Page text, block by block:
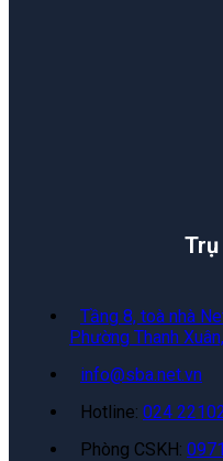
Tầng 8, toà nhà
Phường Thanh
info@sba.net.vn
Hotline: 024
Phòng CSKH: